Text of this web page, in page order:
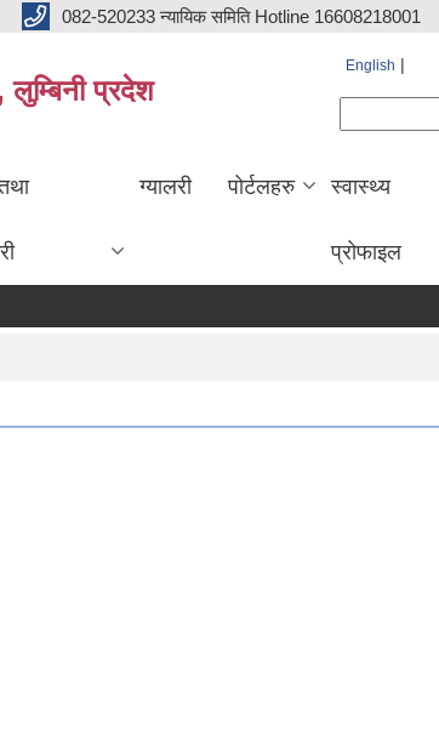
082-520233 न्यायिक समिति Hotline 16608218001
लुम्बिनी प्रदेश
English
ग्यालरी पोर्टलहरु स्वास्थ्य
प्रोफाइल